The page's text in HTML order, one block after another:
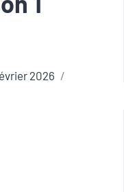
2026